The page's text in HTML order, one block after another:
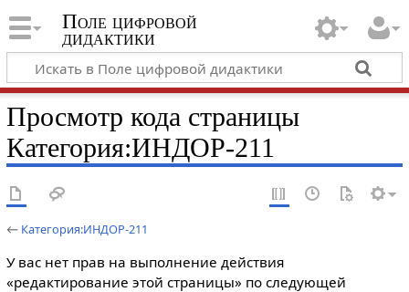
Поле цифровой
дидактики
Просмотр кода страницы
Категория:ИНДОР-211
← Категория:ИНДОР-211
У вас нет прав на выполнение действия
«редактирование этой страницы» по следующей